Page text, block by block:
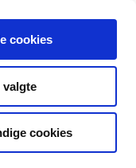
cookies
valgte
cookies